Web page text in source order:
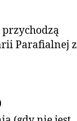
Parafialnej z